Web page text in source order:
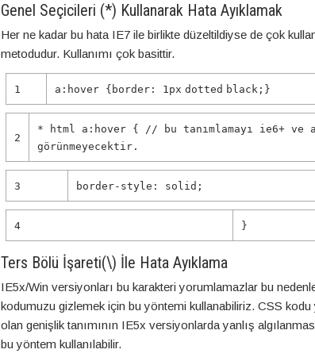
Genel Seçicileri (*) Kullanarak Hata Ayıklamak
Her ne kadar bu hata IE7 ile birlikte düzeltildiyse de çok
metodudur. Kullanımı çok basittir.
1 a:hover { border : 1px dotted black ;}
2
* html a:hover { // bu tanımlamayı ie6+ ve
görünmeyecektir.
3 border-style : solid ;
4 }
Ters Bölü İşareti(\) İle Hata Ayıklama
IE5x/Win versiyonları bu karakteri yorumlamazlar bu
kodumuzu gizlemek için bu yöntemi kullanabiliriz. CSS kodu
olan genişlik tanımının IE5x versiyonlarda yanlış
bu yöntem kullanılabilir.